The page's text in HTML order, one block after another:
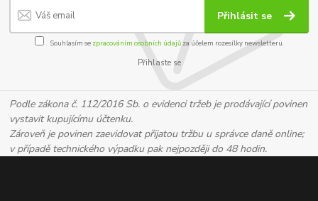
Přihlásit se
Souhlasím se zpracováním osobních údajůza účelem rozesílky newsletteru.
Přihlaste se
Podle zákona č. 112/2016 Sb. o evidenci tržeb je prodávající povinen
vystavit kupujícímu účtenku.
Zároveň je povinen zaevidovat přijatou tržbu u správce daně online;
v případě technického výpadku pak nejpozději do 48 hodin.